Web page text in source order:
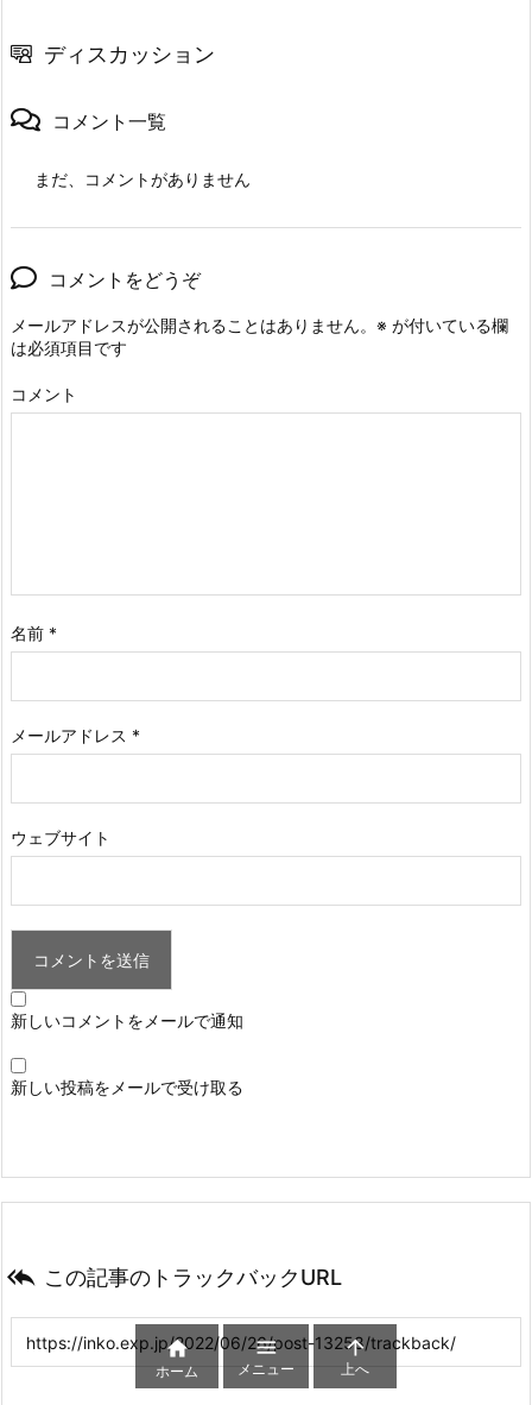
ディスカッション
コメント一覧
まだ、コメントがありません
コメントをどうぞ
メールアドレスが公開されることはありません。 ※ が付いている欄
は必須項目です
コメント
名前 *
メールアドレス *
ウェブサイト
新しいコメントをメールで通知
新しい投稿をメールで受け取る
 この記事のトラックバックURL

ホーム

メニュー

上へ